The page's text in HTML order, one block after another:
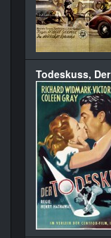
Todeskuss, Der